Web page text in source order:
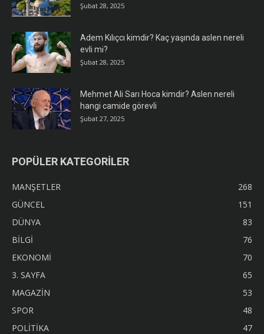
Şubat 28, 2025
Adem Kılıçcı kimdir? Kaç yaşında aslen nereli
evli mi?
Şubat 28, 2025
Mehmet Ali Sarı Hoca kimdir? Aslen nereli
hangi camide görevli
Şubat 27, 2025
POPÜLER KATEGORİLER
MANŞETLER
268
GÜNCEL
151
DÜNYA
83
BİLGİ
76
EKONOMİ
70
3. SAYFA
65
MAGAZİN
53
SPOR
48
POLİTİKA
47